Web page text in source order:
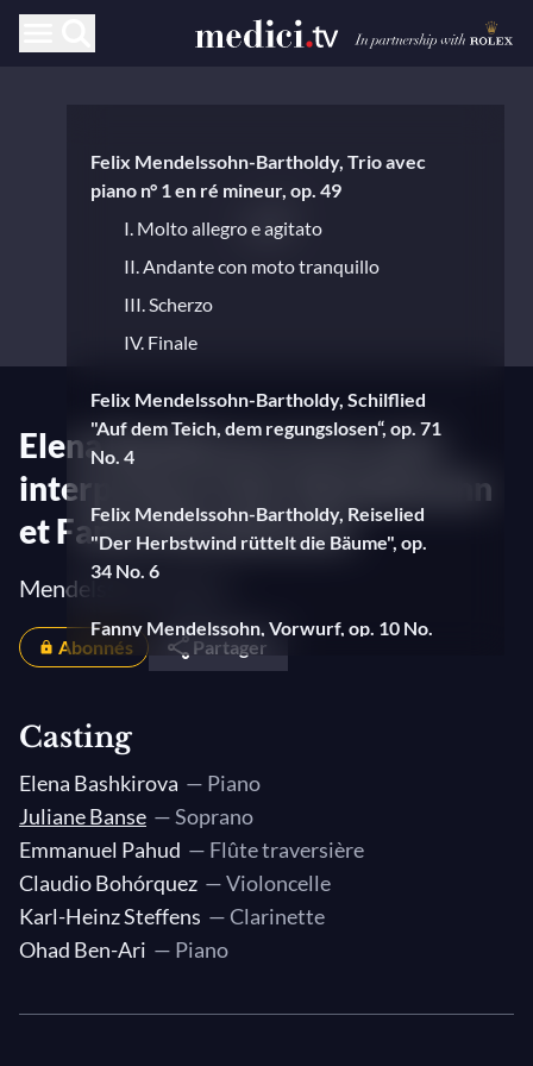
Felix Mendelssohn-Bartholdy, Trio avec
piano n° 1 en ré mineur, op. 49
I. Molto allegro e agitato
II. Andante con moto tranquillo
III. Scherzo
IV. Finale
Felix Mendelssohn-Bartholdy, Schilflied
"Auf dem Teich, dem regungslosen“, op. 71
No. 4
Felix Mendelssohn-Bartholdy, Reiselied
"Der Herbstwind rüttelt die Bäume", op.
34 No. 6
Fanny Mendelssohn, Vorwurf, op. 10 No.
2
7
Felix Mendelssohn-Bartholdy,
"Allnächtlich im Traume seh ich dich“, op.
86 No. 4
Felix Mendelssohn-Bartholdy, Die
Liebende schreibt "Ein Blick von deinen
Elena Bashkirova et ses amis
interprètent Felix Mendelssohn
et Fanny Mendelssohn
Mendelssohn House
Abonnés Partager
Casting
Elena Bashkirova — Piano
Juliane Banse — Soprano
Emmanuel Pahud — Flûte traversière
Claudio Bohórquez — Violoncelle
Karl-Heinz Steffens — Clarinette
Ohad Ben-Ari — Piano